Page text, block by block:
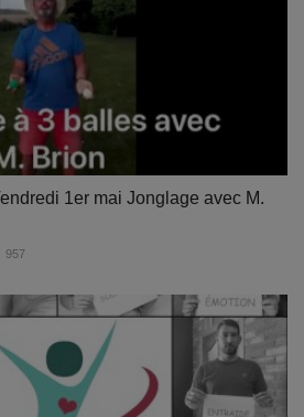
1er mai Jonglage avec M.
957